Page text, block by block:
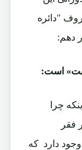
"دائره
دهم:
است:
چرا
فقر
دارد که